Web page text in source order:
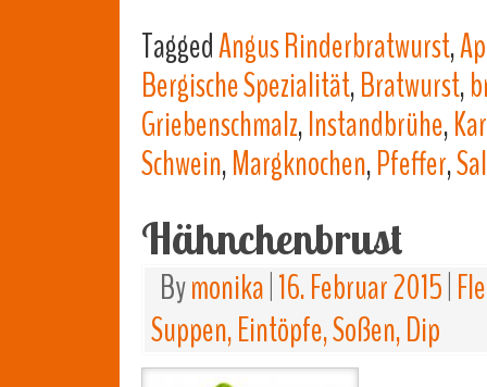
TaggedAngus Rinderbratwurst,
Bergische Spezialität,Bratwurst,
Griebenschmalz,Instandbrühe,
Schwein,Margknochen,Pfeffer,
Hähnchenbrust
Bymonika 16. Februar 2015
Suppen, Eintöpfe, Soßen, Dip